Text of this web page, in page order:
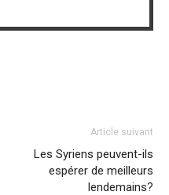
Article suivant
Les Syriens peuvent-ils
espérer de meilleurs
lendemains?